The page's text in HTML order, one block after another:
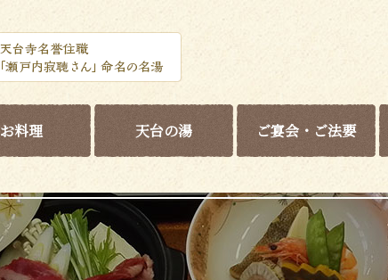
お料理 天台の湯 ご宴会・ご法要